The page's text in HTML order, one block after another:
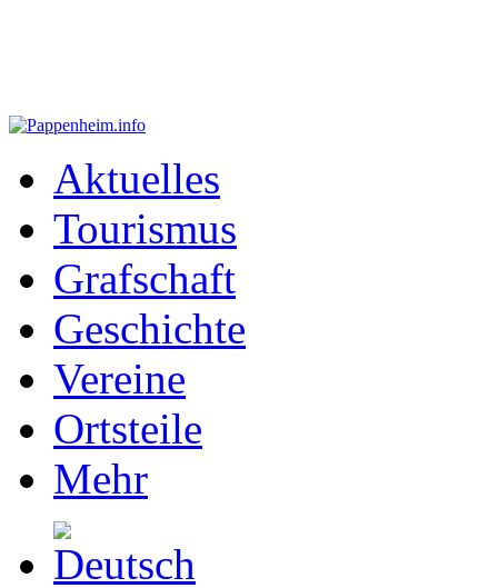
Aktuelles
Tourismus
Grafschaft
Geschichte
Vereine
Ortsteile
Mehr